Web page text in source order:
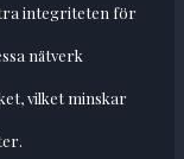
integriteten för
nätverk
vilket minskar